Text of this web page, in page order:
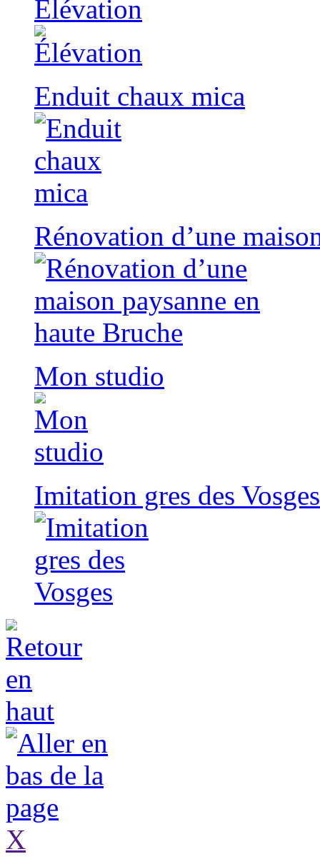
Élévation
Enduit chaux mica
Rénovation d’une
Mon studio
Imitation gres des Vosges
X